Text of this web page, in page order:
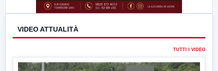
VIDEO ATTUALITÀ
TUTTI I VIDEO